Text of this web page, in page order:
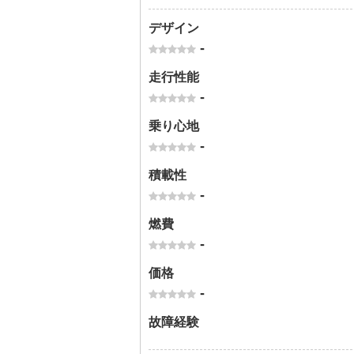
デザイン
-
走行性能
-
乗り心地
-
積載性
-
燃費
-
価格
-
故障経験